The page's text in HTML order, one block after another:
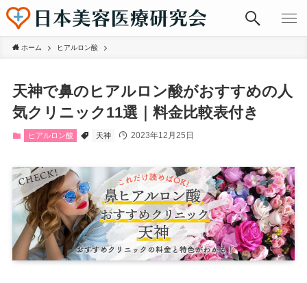
ホーム ヒアルロン酸
天神で鼻のヒアルロン酸がおすすめの人
気クリニック11選｜料金比較表付き
ヒアルロン酸 天神 2023年12月25日